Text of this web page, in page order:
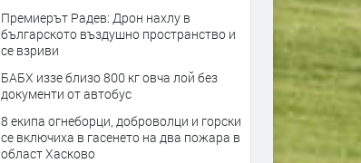
Премиерът Радев: Дрон нахлу в
българското въздушно пространство и
се взриви
БАБХ иззе близо 800 кг овча лой без
документи от автобус
8 екипа огнеборци, доброволци и горски
се включиха в гасенето на два пожара в
област Хасково